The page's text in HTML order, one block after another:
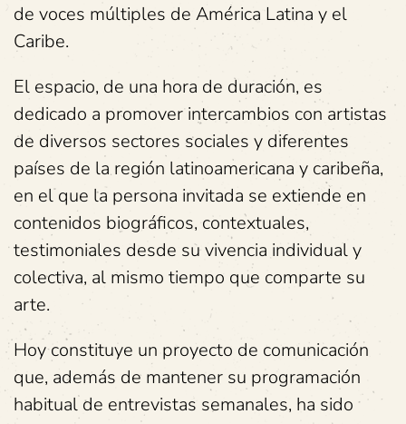
de voces múltiples de América Latina y el
Caribe.
El espacio, de una hora de duración, es
dedicado a promover intercambios con artistas
de diversos sectores sociales y diferentes
países de la región latinoamericana y caribeña,
en el que la persona invitada se extiende en
contenidos biográficos, contextuales,
testimoniales desde su vivencia individual y
colectiva, al mismo tiempo que comparte su
arte.
Hoy constituye un proyecto de comunicación
que, además de mantener su programación
habitual de entrevistas semanales, ha sido